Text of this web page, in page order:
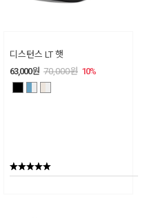
디스턴스 LT 햇
63,000원 70,000원 10%